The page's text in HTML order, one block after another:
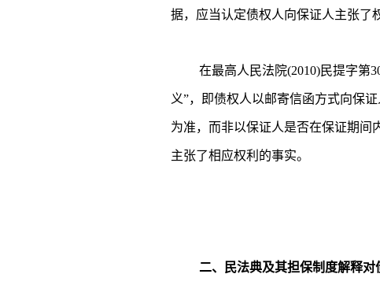
据，应当认定债权人向保证人主张了
在最高人民法院(2010)民提字第
义”，即债权人以邮寄信函方式向保
为准，而非以保证人是否在保证期间
主张了相应权利的事实。
二、民法典及其担保制度解释